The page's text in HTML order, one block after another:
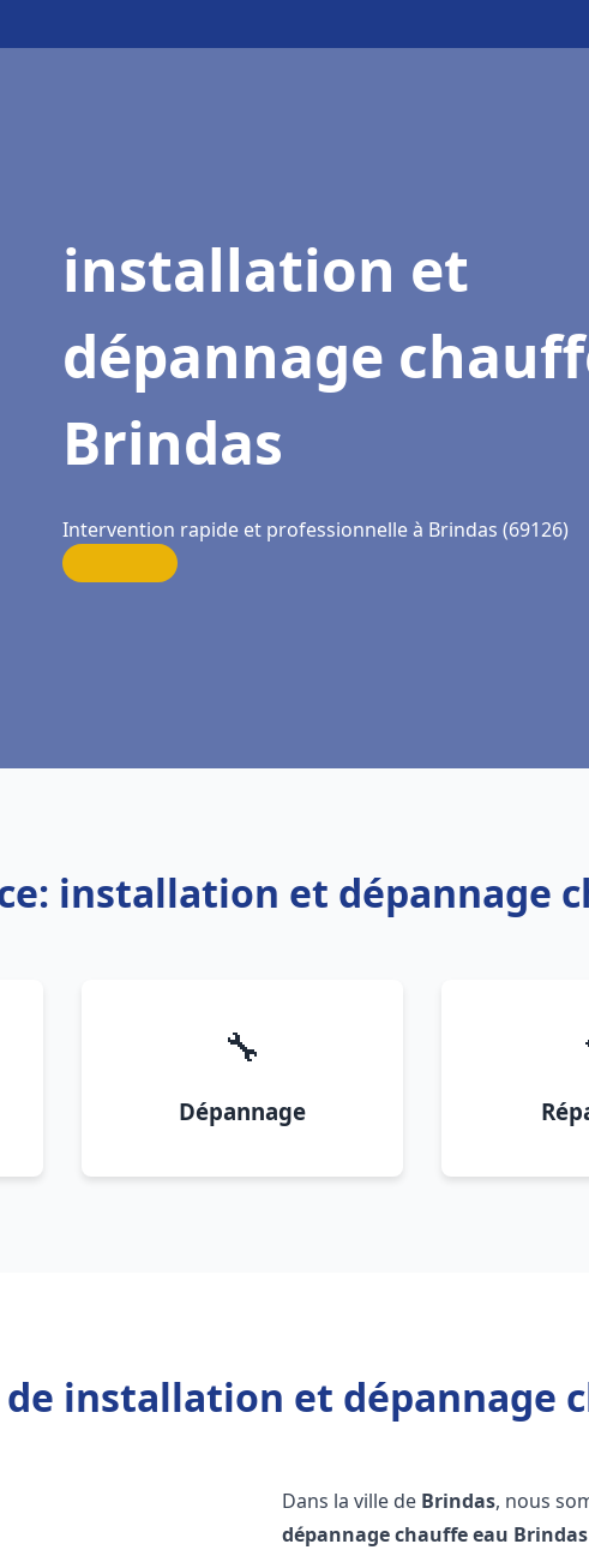
installation et
dépannage
Brindas
Intervention rapide et professionnelle à Brindas (69126)
installation et dépannage
🔧
Dépannage
de installation et dépannage
Dans la ville de Brindas, nous
dépannage chauffe eau Brindas